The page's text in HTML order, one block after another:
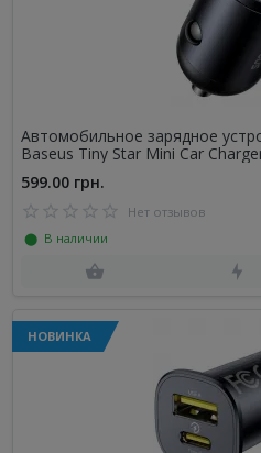
Автомобильное зарядное
Baseus Tiny Star Mini Car
599.00 грн.
Нет отзывов
⬤ В наличии
НОВИНКА